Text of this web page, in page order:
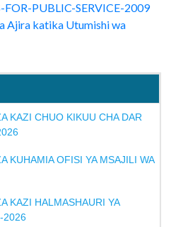
KAZI CHUO KIKUU CHA DAR
KUHAMIA OFISI YA MSAJILI WA
KAZI HALMASHAURI YA
2026
PUBLIC-SERVICE-2009
Ajira katika Utumishi wa